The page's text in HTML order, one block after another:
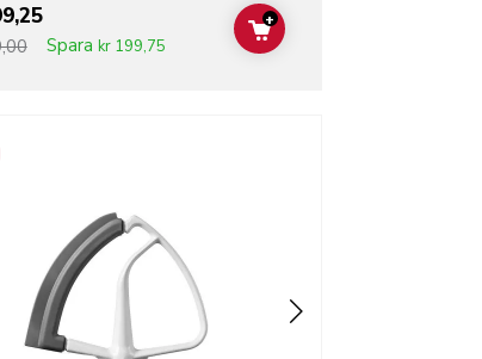
Spara kr 199,75 ADD TO CART
+